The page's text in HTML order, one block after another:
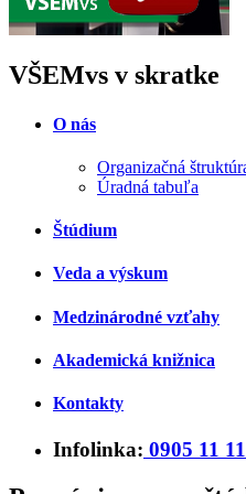
VŠEMvs v skratke
O nás
Organizačná
Úradná tabuľa
Štúdium
Veda a výskum
Medzinárodné vzťahy
Akademická knižnica
Kontakty
Infolinka: 0905 11